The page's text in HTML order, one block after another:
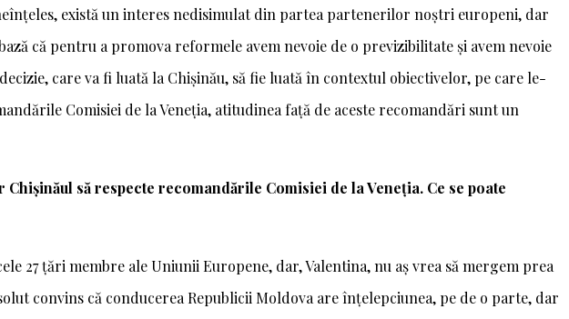
există un interes nedisimulat din partea partenerilor noștri europeni, dar
că pentru a promova reformele avem nevoie de o previzibilitate și avem nevoie
care va fi luată la Chișinău, să fie luată în contextul obiectivelor, pe care le-
Comisiei de la Veneția, atitudinea față de aceste recomandări sunt un
să respecte recomandările Comisiei de la Veneția. Ce se poate
27 țări membre ale Uniunii Europene, dar, Valentina, nu aș vrea să mergem prea
convins că conducerea Republicii Moldova are înțelepciunea, pe de o parte, dar